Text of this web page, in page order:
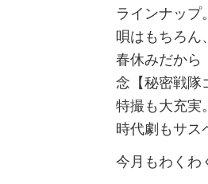
ラインナップ。
唄はもちろん
春休みだから
念【秘密戦隊
特撮も大充実。
時代劇もサス
今月もわくわ